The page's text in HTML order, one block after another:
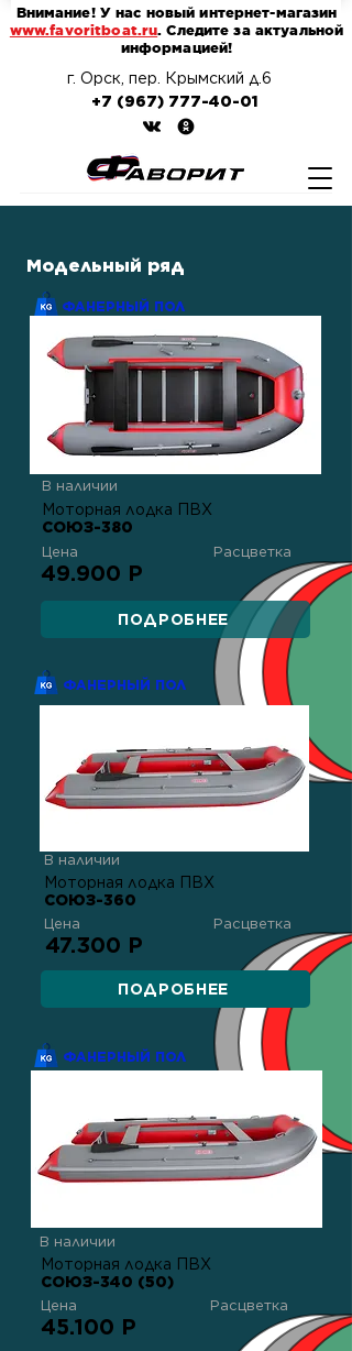
г. Орск, пер. Крымский д.6
+7 (967) 777-40-01
Внимание! У нас новый интернет-магазин
www.favoritboat.ru. Следите за актуальной
информацией!
Модельный ряд
ФАНЕРНЫЙ ПОЛ
В наличии
Моторная лодка ПВХ
СОЮЗ-380
Цена Расцветка
49.900 Р
ПОДРОБНЕЕ
ФАНЕРНЫЙ ПОЛ
В наличии
Моторная лодка ПВХ
СОЮЗ-360
Цена Расцветка
47.300 Р
ПОДРОБНЕЕ
ФАНЕРНЫЙ ПОЛ
В наличии
Моторная лодка ПВХ
СОЮЗ-340 (50)
Цена Расцветка
45.100 Р